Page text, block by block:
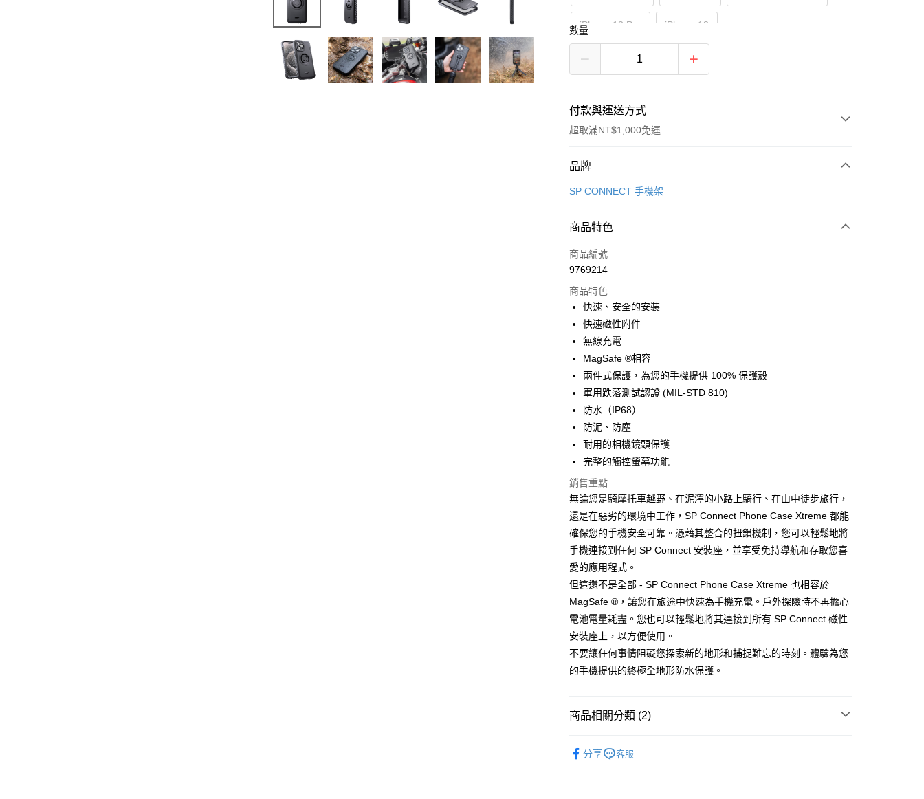
iPhone 13 Pro iPhone 13
數量
付款與運送方式
超取滿NT$1,000免運
付款方式
信用卡一次付款
合作金庫商業銀行
華南商業銀行
上海商業儲蓄銀行
國泰世華商業銀行
臺灣中小企業銀行
聯邦商業銀行
元大商業銀行
玉山商業銀行
星展（台灣）商業銀行
台新國際商業銀行
中國信託商業銀行
台灣樂天信用卡公司
6 期 0 利率 每期
華南商業銀行
上海商業儲蓄銀行
國泰世華商業銀行
臺灣中小企業銀行
匯豐（台灣）商業銀行
聯邦商業銀行
元大商業銀行
永豐商業銀行
玉山商業銀行
星展（台灣）商業銀行
台新國際商業銀行
台灣樂天信用卡公司
LINE Pay
Apple Pay
悠遊付
Google Pay
全盈+PAY
ATM付款
運送方式
7-11取貨(快速到店)
每筆NT$100，滿NT$1,000(含以上)免運費
每筆NT$100，滿NT$1,000(含以上)免運費
付款後門市自取
免運費
品牌
SP CONNECT 手機架
商品特色
商品編號
9769214
商品特色
快速、安全的安裝
快速磁性附件
無線充電
MagSafe ®相容
兩件式保護，為您的手機提供 100% 保護殼
軍用跌落測試認證 (MIL-STD 810)
防水（IP68）
防泥、防塵
耐用的相機鏡頭保護
完整的觸控螢幕功能
銷售重點
無論您是騎摩托車越野、在泥濘的小路上騎行、在山中徒步旅行，
還是在惡劣的環境中工作，SP Connect Phone Case Xtreme 都能
確保您的手機安全可靠。憑藉其整合的扭鎖機制，您可以輕鬆地將
手機連接到任何 SP Connect 安裝座，並享受免持導航和存取您喜
愛的應用程式。
但這還不是全部 - SP Connect Phone Case Xtreme 也相容於
MagSafe ®，讓您在旅途中快速為手機充電。戶外探險時不再擔心
電池電量耗盡。您也可以輕鬆地將其連接到所有 SP Connect 磁性
安裝座上，以方便使用。
不要讓任何事情阻礙您探索新的地形和捕捉難忘的時刻。體驗為您
的手機提供的終極全地形防水保護。
商品相關分類 (2)
分享 客服